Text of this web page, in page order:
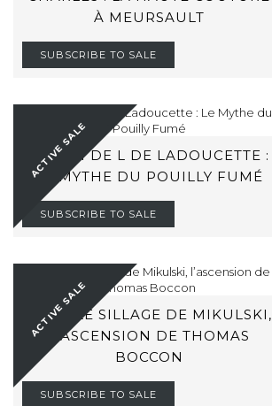
À MEURSAULT
SUBSCRIBE TO SALE
BARON DE L DE LADOUCETTE :
LE MYTHE DU POUILLY FUMÉ
SUBSCRIBE TO SALE
ACTIVE SALE
DANS LE SILLAGE DE MIKULSKI,
L’ASCENSION DE THOMAS
BOCCON
SUBSCRIBE TO SALE
ACTIVE SALE